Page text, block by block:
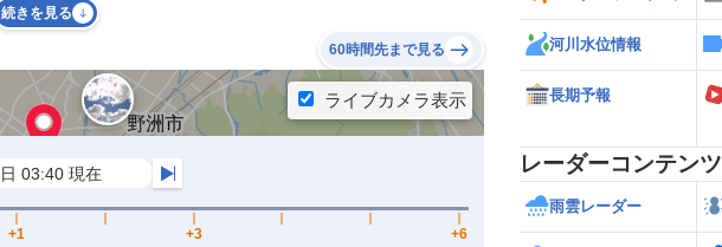
続きを見る
60時間先まで見る 河川水位情報
長期予報
レーダーコンテンツ
雨雲レーダー